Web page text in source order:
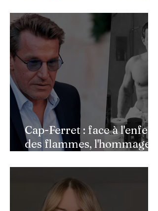
Cap-Ferret : face à l'enfer
des flammes, l'hommage
héros de l'ombre